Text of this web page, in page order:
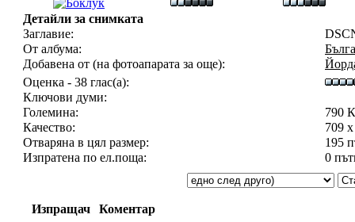
Детайли за снимката
Заглавие:
От албума:
Добавена от (на фотоапарата за още):
Оценка - 38 глас(а):
Ключови думи:
Големина:
790
Качество:
709
Отваряна в цял размер:
195
Изпратена по ел.поща:
0
Изпращач Коментар